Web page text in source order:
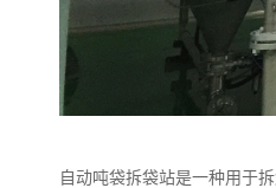
自动吨袋拆袋站是一种用于